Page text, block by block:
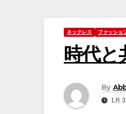
ネックレス ファッショ
時代と
By
1月